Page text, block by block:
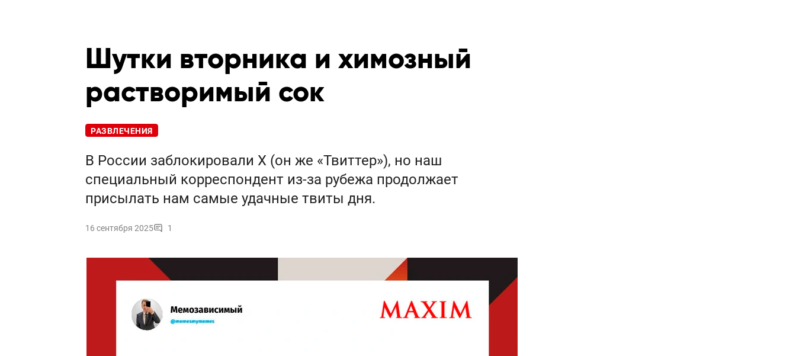
Шутки вторника и химозный
растворимый сок
РАЗВЛЕЧЕНИЯ
В России заблокировали X (он же «Твиттер»), но наш
специальный корреспондент из-за рубежа продолжает
присылать нам самые удачные твиты дня.
16 сентября 2025 1